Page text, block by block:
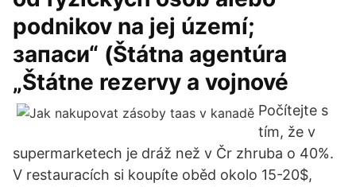
podnikov na jej území;
запаси“ (Štátna agentúra
„Štátne rezervy a vojnové
Počítejte s
tím, že v
supermarketech je dráž než v Čr zhruba o 40%.
V restauracích si koupíte oběd okolo 15-20$,